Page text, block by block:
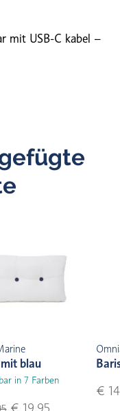
mit USB-C kabel –
blau
in 7 Farben
€